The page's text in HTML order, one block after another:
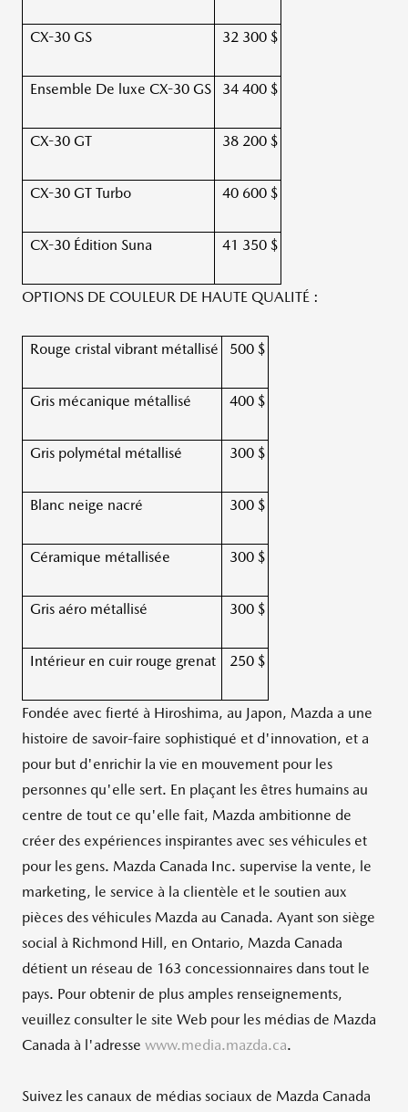
CX-30 GS 32 300 $
Ensemble De luxe CX-30 GS 34 400 $
CX-30 GT 38 200 $
CX-30 GT Turbo 40 600 $
CX-30 Édition Suna 41 350 $
OPTIONS DE COULEUR DE HAUTE QUALITÉ :
Rouge cristal vibrant métallisé 500 $
Gris mécanique métallisé 400 $
Gris polymétal métallisé 300 $
Blanc neige nacré 300 $
Céramique métallisée 300 $
Gris aéro métallisé 300 $
Intérieur en cuir rouge grenat 250 $
Fondée avec fierté à Hiroshima, au Japon, Mazda a une
histoire de savoir-faire sophistiqué et d'innovation, et a
pour but d'enrichir la vie en mouvement pour les
personnes qu'elle sert. En plaçant les êtres humains au
centre de tout ce qu'elle fait, Mazda ambitionne de
créer des expériences inspirantes avec ses véhicules et
pour les gens. Mazda Canada Inc. supervise la vente, le
marketing, le service à la clientèle et le soutien aux
pièces des véhicules Mazda au Canada. Ayant son siège
social à Richmond Hill, en Ontario, Mazda Canada
détient un réseau de 163 concessionnaires dans tout le
pays. Pour obtenir de plus amples renseignements,
veuillez consulter le site Web pour les médias de Mazda
Canada à l'adresse www.media.mazda.ca.
Suivez les canaux de médias sociaux de Mazda Canada